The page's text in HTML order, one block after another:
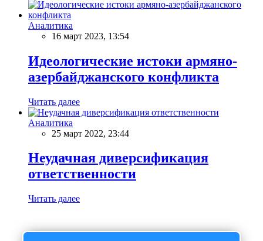
Аналитика
16 март 2023, 13:54
Идеологические истоки армяно-
азербайджанского конфликта
Читать далее
Аналитика
25 март 2022, 23:44
Неудачная диверсификация
ответственности
Читать далее